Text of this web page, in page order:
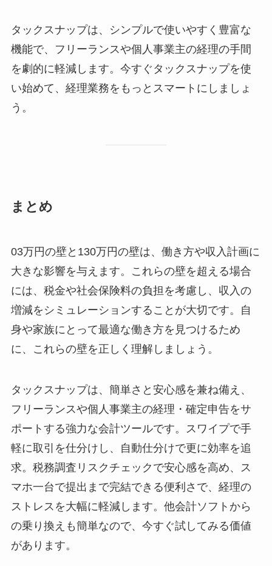
タックスナップは、シンプルで使いやすく豊富な
機能で、フリーランスや個人事業主の経理の手間
を劇的に軽減します。今すぐタックスナップを使
い始めて、経理業務をもっとスマートにしましょ
う。
まとめ
03万円の壁と130万円の壁は、働き方や収入計画に
大きな影響を与えます。これらの壁を超える場合
には、税金や社会保険料の負担を考慮し、収入の
増減をシミュレーションすることが大切です。自
身や家族にとって最適な働き方を見つけるため
に、これらの壁を正しく理解しましょう。
タックスナップは、簡単さと安心感を兼ね備え、
フリーランスや個人事業主の経理・確定申告をサ
ポートする強力な会計ツールです。スワイプで手
軽に取引を仕分けし、自動仕分けで更に効率を追
求。税務調査リスクチェックで安心感を高め、ス
マホ一台で提出まで完結できる便利さで、経理の
ストレスを大幅に軽減します。他会計ソフトから
の乗り換えも簡単なので、今すぐ試してみる価値
があります。